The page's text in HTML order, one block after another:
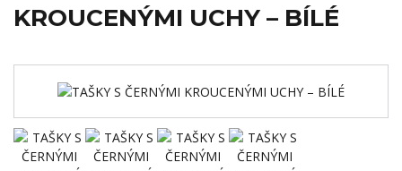
KROUCENÝMI UCHY – BÍLÉ